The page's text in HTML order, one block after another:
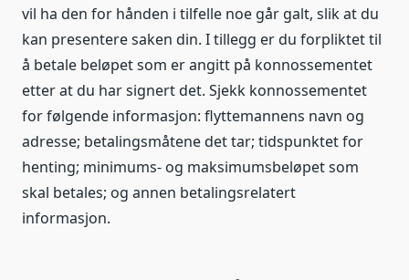
vil ha den for hånden i tilfelle noe går galt, slik at du
kan presentere saken din. I tillegg er du forpliktet til
å betale beløpet som er angitt på konnossementet
etter at du har signert det. Sjekk konnossementet
for følgende informasjon: flyttemannens navn og
adresse; betalingsmåtene det tar; tidspunktet for
henting; minimums- og maksimumsbeløpet som
skal betales; og annen betalingsrelatert
informasjon.